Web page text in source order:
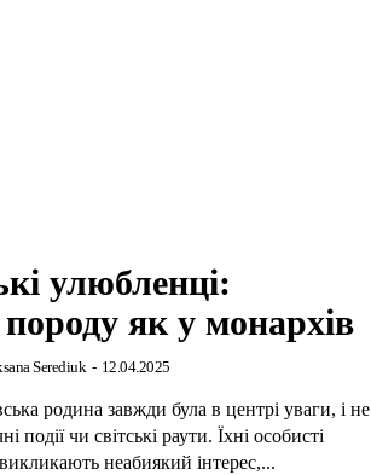
улюбленці:
як у монархів
Serediuk - 12.04.2025
родина завжди була в центрі уваги, і не
події чи світські раути. Їхні особисті
неабиякий інтерес,...